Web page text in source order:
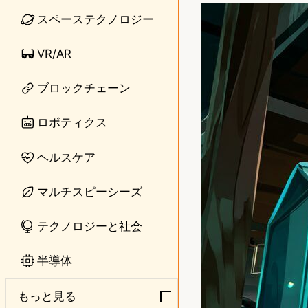
スペーステクノロジー
VR/AR
ブロックチェーン
ロボティクス
ヘルスケア
マルチスピーシーズ
テクノロジーと社会
半導体
もっと見る
e
s
t
o
n